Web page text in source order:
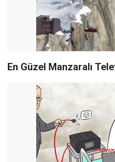
En Güzel Manzaralı